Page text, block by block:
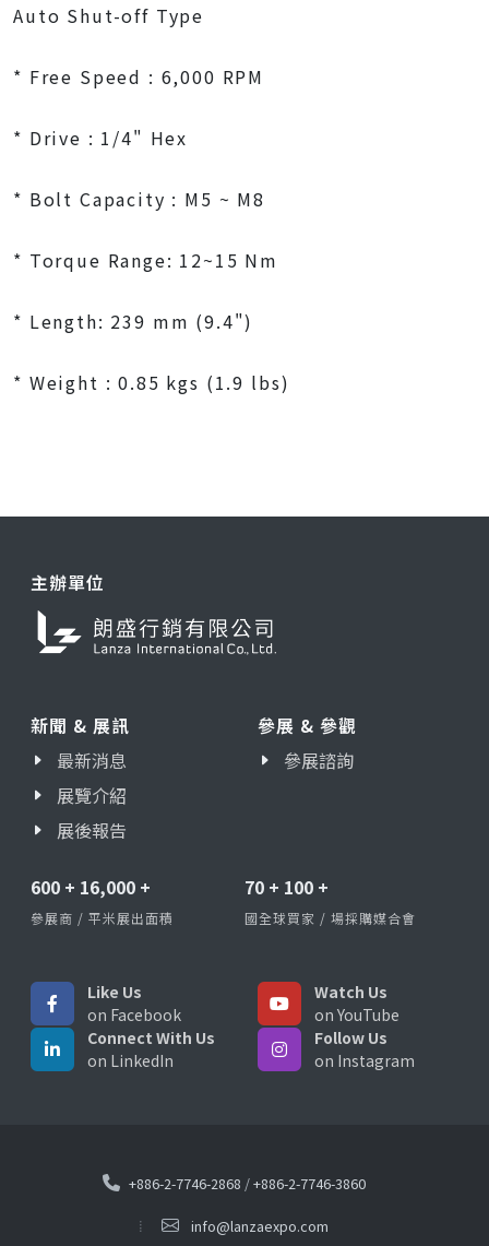
Auto Shut-off Type
* Free Speed : 6,000 RPM
* Drive : 1/4" Hex
* Bolt Capacity : M5 ~ M8
* Torque Range: 12~15 Nm
* Length: 239 mm (9.4")
* Weight : 0.85 kgs (1.9 lbs)
主辦單位
新聞 & 展訊
最新消息
展覽介紹
展後報告
參展 & 參觀
參展諮詢
600 + 16,000 +
參展商 / 平米展出面積
70 + 100 +
國全球買家 / 場採購媒合會
Like Us
on Facebook
Watch Us
on YouTube
Connect With Us
on LinkedIn
Follow Us
on Instagram
+886-2-7746-2868 /+886-2-7746-3860
info@lanzaexpo.com